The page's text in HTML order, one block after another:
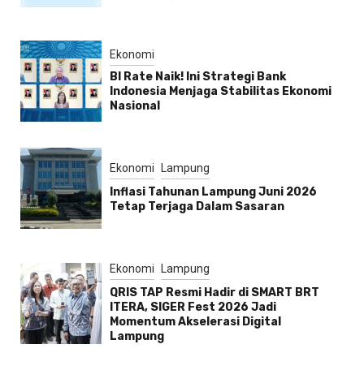
Ekonomi
BI Rate Naik! Ini Strategi Bank
Indonesia Menjaga Stabilitas Ekonomi
Nasional
Ekonomi Lampung
Inflasi Tahunan Lampung Juni 2026
Tetap Terjaga Dalam Sasaran
Ekonomi Lampung
QRIS TAP Resmi Hadir di SMART BRT
ITERA, SIGER Fest 2026 Jadi
Momentum Akselerasi Digital
Lampung